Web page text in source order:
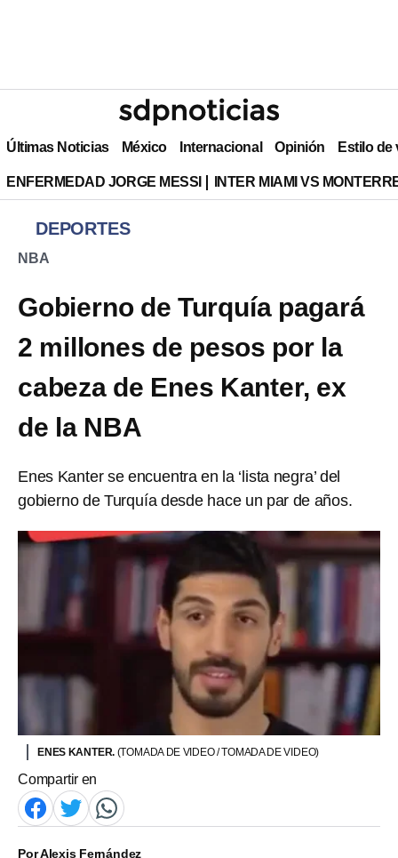
Últimas Noticias México Internacional Opinión Estilo de
ENFERMEDAD JORGE MESSI INTER MIAMI VS
DEPORTES
NBA
Gobierno de Turquía pagará
2 millones de pesos por la
cabeza de Enes Kanter, ex
de la NBA
Enes Kanter se encuentra en la ‘lista negra’ del
gobierno de Turquía desde hace un par de años.
ENES KANTER. (TOMADA DE VIDEO / TOMADA DE VIDEO)
Compartir en
PorAlexis Fernández